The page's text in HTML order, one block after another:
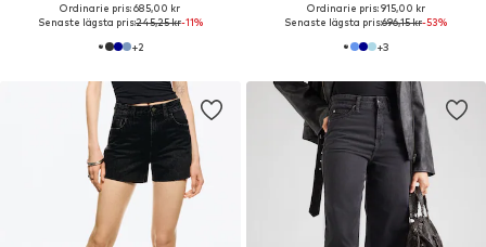
Ordinarie pris: 685,00 kr
Senaste lägsta pris:245,25 kr-11%
+2
Ordinarie pris: 915,00 kr
Senaste lägsta pris:696,15 kr-53%
+3